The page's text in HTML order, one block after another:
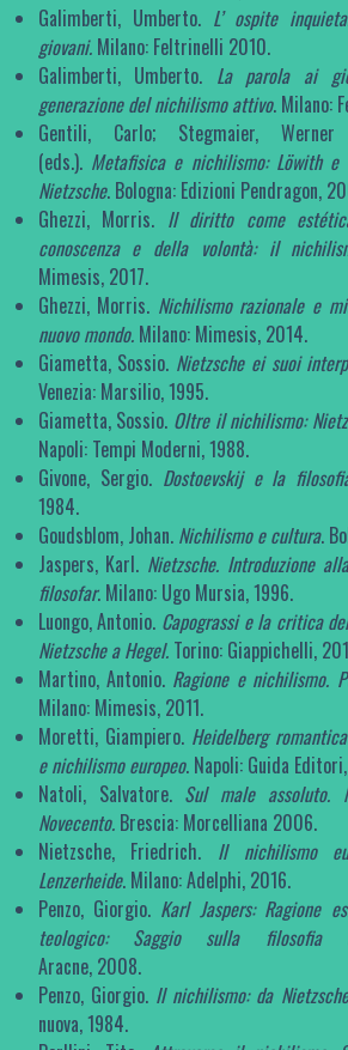
Galimberti, Umberto. L’ ospite
giovani. Milano: Feltrinelli 2010.
Galimberti, Umberto. La parola ai
generazione del nichilismo attivo. Milano:
Gentili, Carlo; Stegmaier,
(eds.). Metafisica e nichilismo: Löwith
Nietzsche. Bologna: Edizioni Pendragon,
Ghezzi, Morris. Il diritto come
conoscenza e della volontà: il
Mimesis, 2017.
Ghezzi, Morris. Nichilismo razionale e
nuovo mondo.Milano: Mimesis, 2014.
Giametta, Sossio. Nietzsche ei suoi
Venezia: Marsilio, 1995.
Giametta, Sossio. Oltre il nichilismo:
Napoli: Tempi Moderni, 1988.
Givone, Sergio. Dostoevskij e la
1984.
Goudsblom, Johan. Nichilismo e cultura.
Jaspers, Karl. Nietzsche. Introduzione
filosofar. Milano: Ugo Mursia, 1996.
Luongo, Antonio. Capograssi e la critica
Nietzsche a Hegel.Torino: Giappichelli,
Martino, Antonio. Ragione e nichilismo.
Milano: Mimesis, 2011.
Moretti, Giampiero. Heidelberg
e nichilismo europeo. Napoli: Guida
Natoli, Salvatore. Sul male
Novecento. Brescia: Morcelliana 2006.
Nietzsche, Friedrich. Il nichilismo
Lenzerheide. Milano: Adelphi, 2016.
Penzo, Giorgio. Karl Jaspers: Ragione
teologico: Saggio sulla filosofia
Aracne, 2008.
Penzo, Giorgio. Il nichilismo: da
nuova, 1984.